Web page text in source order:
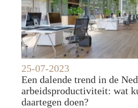
25-07-2023
Een dalende trend in de
arbeidsproductiviteit: wat
daartegen doen?